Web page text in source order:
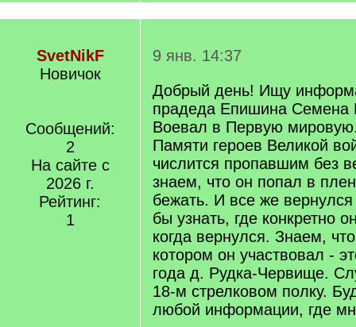
SvetNikF
Новичок
Сообщений:
2
На сайте с
2026 г.
Рейтинг:
1
9 янв. 14:37
Добрый день! Ищу
прадеда Епишина Семена
Воевал в Первую
Памяти героев Великой
числится пропавшим без
знаем, что он попал в
бежать. И все же
бы узнать, где конкретно
когда вернулся. Знаем,
котором он участвовал -
года д. Рудка-Червище.
18-м стрелковом полку.
любой информации, где